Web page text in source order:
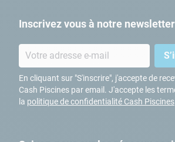
Inscrivez vous à notre newsletter
En cliquant sur "S'inscrire", j'accepte de
Cash Piscines par email. J'accepte les
la politique de confidentialité Cash Piscines